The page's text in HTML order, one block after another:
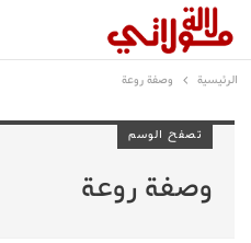
الرئيسية وصفة روعة
تصفح الوسم
وصفة روعة